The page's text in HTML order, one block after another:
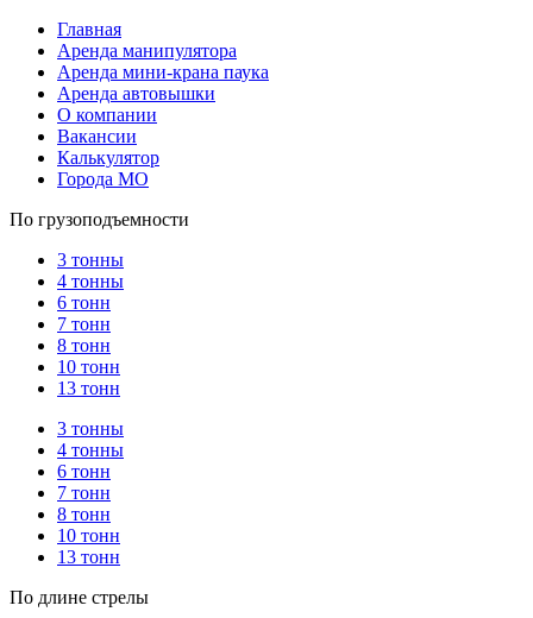
Главная
Аренда манипулятора
Аренда мини-крана паука
Аренда автовышки
О компании
Вакансии
Калькулятор
Города МО
По грузоподъемности
3 тонны
4 тонны
6 тонн
7 тонн
8 тонн
10 тонн
13 тонн
3 тонны
4 тонны
6 тонн
7 тонн
8 тонн
10 тонн
13 тонн
По длине стрелы